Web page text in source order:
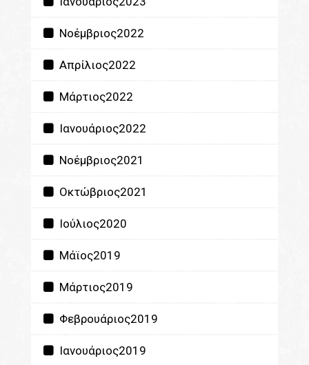
Νοέμβριος2022
Απρίλιος2022
Μάρτιος2022
Ιανουάριος2022
Νοέμβριος2021
Οκτώβριος2021
Ιούλιος2020
Μάϊος2019
Μάρτιος2019
Φεβρουάριος2019
Ιανουάριος2019